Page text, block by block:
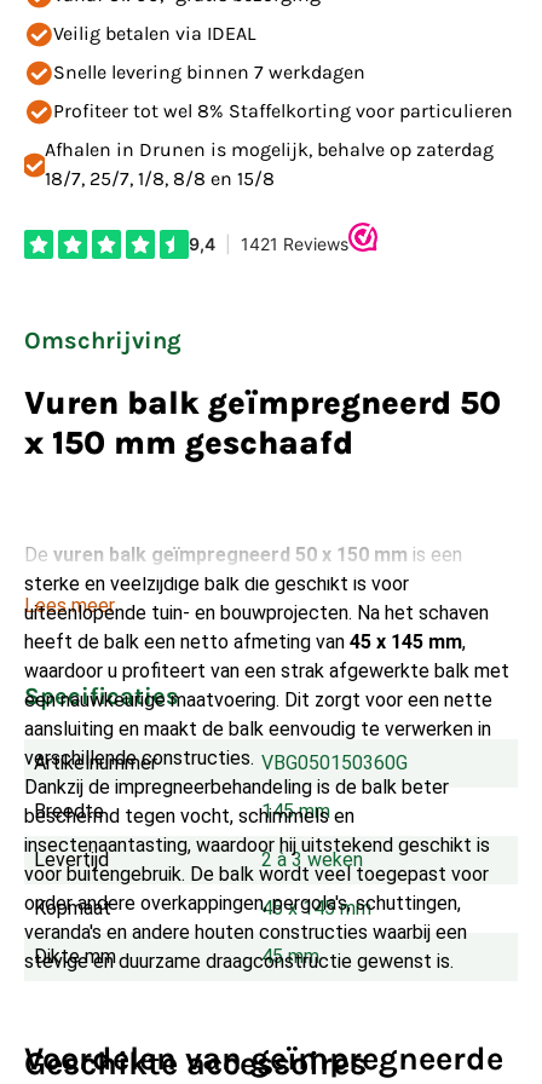
Veilig betalen via IDEAL
Snelle levering binnen 7 werkdagen
Profiteer tot wel 8% Staffelkorting voor particulieren
Afhalen in Drunen is mogelijk, behalve op zaterdag
18/7, 25/7, 1/8, 8/8 en 15/8
Omschrijving
Vuren balk geïmpregneerd 50
x 150 mm geschaafd
De vuren balk geïmpregneerd 50 x 150 mm is een
sterke en veelzijdige balk die geschikt is voor
uiteenlopende tuin- en bouwprojecten. Na het schaven
heeft de balk een netto afmeting van 45 x 145 mm,
waardoor u profiteert van een strak afgewerkte balk met
een nauwkeurige maatvoering. Dit zorgt voor een nette
aansluiting en maakt de balk eenvoudig te verwerken in
verschillende constructies.
Dankzij de impregneerbehandeling is de balk beter
beschermd tegen vocht, schimmels en
insectenaantasting, waardoor hij uitstekend geschikt is
voor buitengebruik. De balk wordt veel toegepast voor
onder andere overkappingen, pergola's, schuttingen,
veranda's en andere houten constructies waarbij een
stevige en duurzame draagconstructie gewenst is.
Voordelen van geïmpregneerde
Lees meer
Specificaties
Artikelnummer VBG050150360G
Breedte 145 mm
Levertijd 2 à 3 weken
Kopmaat 45 x 145 mm
Dikte mm 45 mm
Geschikte accessoires